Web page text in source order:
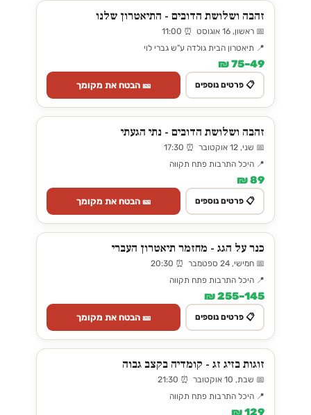
זהבה ושלושת הדובים - התיאטרון שלנו
📅 ראשון, 16 אוגוסט ⏰ 11:00
📍 תיאטרון הבית גולדה ע"ש גברי לוי
49–75 ₪
📋 פרטים נוספים 🎫 הבטח את מקומך
זהבה ושלושת הדובים - נתי הגעתי
📅 שני, 12 אוקטובר ⏰ 17:30
📍 היכל התרבות פתח תקווה
89 ₪
📋 פרטים נוספים 🎫 הבטח את מקומך
כנר על הגג - מחזמר תיאטרון העברי
📅 חמישי, 24 ספטמבר ⏰ 20:30
📍 היכל התרבות פתח תקווה
145–255 ₪
📋 פרטים נוספים 🎫 הבטח את מקומך
זוגות בזיג זג - קומדיה בקצב גבוה
📅 שבת, 10 אוקטובר ⏰ 21:30
📍 היכל התרבות פתח תקווה
129 ₪